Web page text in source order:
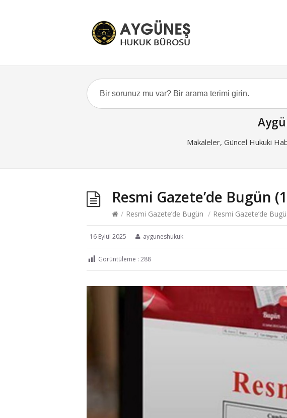
Makaleler, Güncel Hukuki
Resmi Gazete’de Bugün
/ Resmi Gazete’de Bugün / Resmi Gazete’de
16 Eylül 2025 ayguneshukuk
Görüntüleme : 288